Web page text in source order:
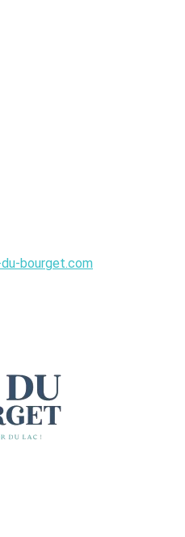
bourget.com